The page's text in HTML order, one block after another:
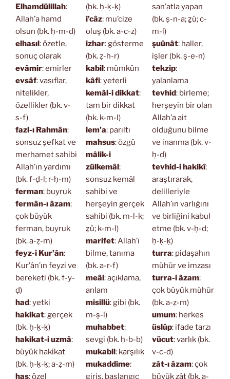
Elhamdülillah:
Allah’a hamd
olsun (bk. ḥ-m-d)
elhasıl : özetle,
sonuç olarak
evâmir: emirler
evsâf: vasıflar,
nitelikler,
özellikler (bk. v-
s-f)
fazl-ı Rahmân:
sonsuz şefkat ve
merhamet sahibi
Allah’ın yardımı
(bk. f-ḍ-l; r-ḥ-m)
ferman: buyruk
fermân-ı âzam:
çok büyük
ferman, buyruk
(bk. a-ẓ-m)
feyz-i Kur’ân:
Kur’ân’ın feyzi ve
bereketi (bk. f-y-
ḍ)
had: yetki
hakikat: gerçek
(bk. ḥ-ḳ-ḳ)
hakikat-i uzmâ:
büyük hakikat
(bk. ḥ-ḳ-ḳ; a-ẓ-m)
has: özel
(bk. ḥ-ḳ-ḳ)
i’câz: mu’cize
oluş (bk. a-c-z)
izhar: gösterme
(bk. ẓ-h-r)
kabil : mümkün
kâfi: yeterli
kemâl-i dikkat:
tam bir dikkat
(bk. k-m-l)
lem’a: parıltı
mahsus: özgü
mâlik-i
zülkemâl :
sonsuz kemâl
sahibi ve
herşeyin gerçek
sahibi (bk. m-l-k;
ẕü; k-m-l)
marifet: Allah’ı
bilme, tanıma
(bk. a-r-f)
meâl : açıklama,
anlam
misillü: gibi (bk.
m-s̱-l)
muhabbet:
sevgi (bk. ḥ-b-b)
mukabil : karşılık
mukaddime:
giriş, başlangıç
san’atla yapan
(bk. ṣ-n-a; ẕü; c-
m-l)
şuûnât: haller,
işler (bk. ş-e-n)
tekzip:
yalanlama
tevhid: birleme;
herşeyin bir olan
Allah’a ait
olduğunu bilme
ve inanma (bk. v-
ḥ-d)
tevhid-i hakikî:
araştırarak,
delilleriyle
Allah’ın varlığını
ve birliğini kabul
etme (bk. v-ḥ-d;
ḥ-ḳ-ḳ)
turra: pidaşahın
mühür ve imzası
turra-i âzam:
çok büyük mühür
(bk. a-ẓ-m)
umum: herkes
üslûp: ifade tarzı
vücut: varlık (bk.
v-c-d)
zât-ı âzam: çok
büyük zât (bk. a-